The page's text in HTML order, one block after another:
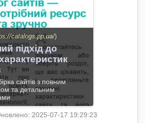
catalogs.pp.ua/)
підхід до
сайтів з повним
та детальним
2025-07-17 19:29:23